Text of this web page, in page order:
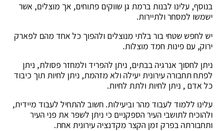
בנוסף, עלינו לבנות ברמת גן שווקים פתוחים, אך מוצלים, אשר
ישמשו למסחר ולתיירות.
יש לחפש שטחי בור בלתי מנוצלים ולהפוך כל אחד מהם לפארק
ירוק, עם פינות חמד מוצלות.
ניתן לחסוך אנרגיה בבתים, ניתן להפריד ולמחזר פסולת, ניתן
לפתח תחבורה עירונית יעילה ולא מזהמת, ניתן לחיות תוך כיבוד
כל אדם , ניתן לחיות ולתת לחיות.
עלינו ללמוד לעבוד מהר וביעילות. חשוב להתחיל לעבוד מיידית,
ולהוכיח לתושבי העיר הספקניים כי ניתן לשפר את פני העיר
ותחבורתה בפרק זמן הקצר מקדנציה עירונית אחת.